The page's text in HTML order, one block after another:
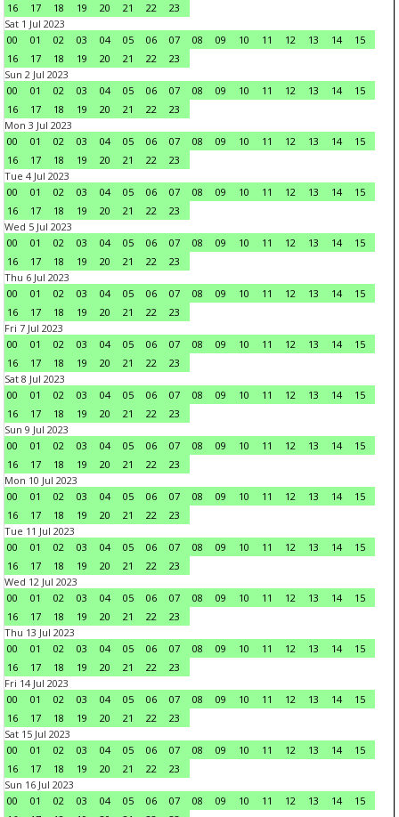
16
17 18 19 20 21 22
23
Sat 1 Jul 2023
00
01 02 03 04 05 06 07 08 09 10 11 12 13 14
15
16
17 18 19 20 21 22
23
Sun 2 Jul 2023
00
01 02 03 04 05 06 07 08 09 10 11 12 13 14
15
16
17 18 19 20 21 22
23
Mon 3 Jul 2023
00
01 02 03 04 05 06 07 08 09 10 11 12 13 14
15
16
17 18 19 20 21 22
23
Tue 4 Jul 2023
00
01 02 03 04 05 06 07 08 09 10 11 12 13 14
15
16
17 18 19 20 21 22
23
Wed 5 Jul 2023
00
01 02 03 04 05 06 07 08 09 10 11 12 13 14
15
16
17 18 19 20 21 22
23
Thu 6 Jul 2023
00
01 02 03 04 05 06 07 08 09 10 11 12 13 14
15
16
17 18 19 20 21 22
23
Fri 7 Jul 2023
00
01 02 03 04 05 06 07 08 09 10 11 12 13 14
15
16
17 18 19 20 21 22
23
Sat 8 Jul 2023
00
01 02 03 04 05 06 07 08 09 10 11 12 13 14
15
16
17 18 19 20 21 22
23
Sun 9 Jul 2023
00
01 02 03 04 05 06 07 08 09 10 11 12 13 14
15
16
17 18 19 20 21 22
23
Mon 10 Jul 2023
00
01 02 03 04 05 06 07 08 09 10 11 12 13 14
15
16
17 18 19 20 21 22
23
Tue 11 Jul 2023
00
01 02 03 04 05 06 07 08 09 10 11 12 13 14
15
16
17 18 19 20 21 22
23
Wed 12 Jul 2023
00
01 02 03 04 05 06 07 08 09 10 11 12 13 14
15
16
17 18 19 20 21 22
23
Thu 13 Jul 2023
00
01 02 03 04 05 06 07 08 09 10 11 12 13 14
15
16
17 18 19 20 21 22
23
Fri 14 Jul 2023
00
01 02 03 04 05 06 07 08 09 10 11 12 13 14
15
16
17 18 19 20 21 22
23
Sat 15 Jul 2023
00
01 02 03 04 05 06 07 08 09 10 11 12 13 14
15
16
17 18 19 20 21 22
23
Sun 16 Jul 2023
00
01 02 03 04 05 06 07 08 09 10 11 12 13 14
15